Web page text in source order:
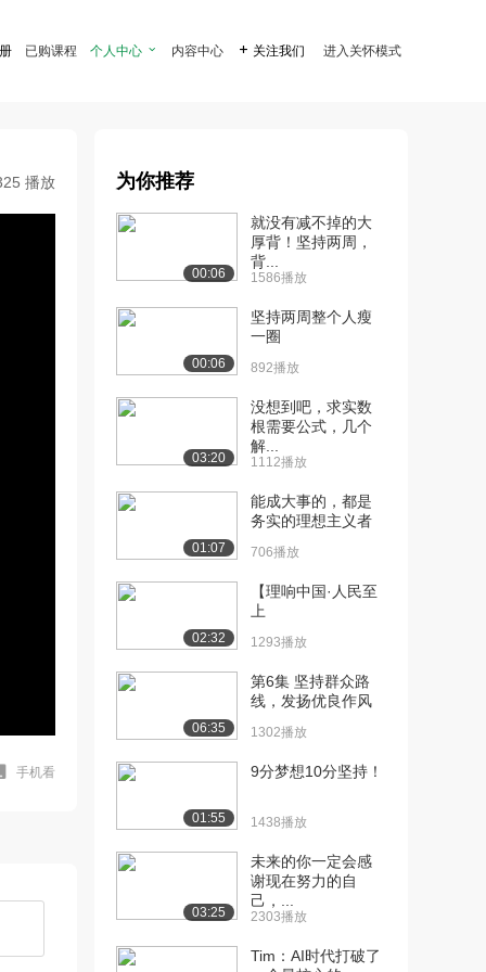
已购课程 个人中心  内容中心  关注我们 进入关怀模式
播放
手机看
为你推荐
00:06
就没有减不掉的大
厚背！坚持两周，
背...
1586播放
00:06
坚持两周整个人瘦
一圈
892播放
03:20
没想到吧，求实数
根需要公式，几个
解...
1112播放
01:07
能成大事的，都是
务实的理想主义者
706播放
02:32
【理响中国·人民至
上
1293播放
06:35
第6集 坚持群众路
线，发扬优良作风
1302播放
01:55
9分梦想10分坚持！
1438播放
03:25
未来的你一定会感
谢现在努力的自
己，...
2303播放
Tim：AI时代打破了